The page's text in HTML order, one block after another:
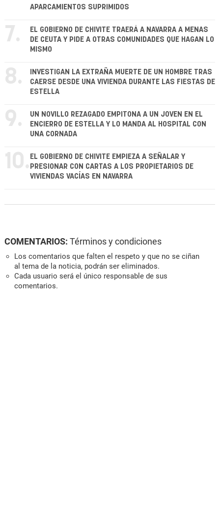
APARCAMIENTOS SUPRIMIDOS
7.
EL GOBIERNO DE CHIVITE TRAERÁ A NAVARRA A MENAS
DE CEUTA Y PIDE A OTRAS COMUNIDADES QUE HAGAN LO
MISMO
8.
INVESTIGAN LA EXTRAÑA MUERTE DE UN HOMBRE TRAS
CAERSE DESDE UNA VIVIENDA DURANTE LAS FIESTAS DE
ESTELLA
9.
UN NOVILLO REZAGADO EMPITONA A UN JOVEN EN EL
ENCIERRO DE ESTELLA Y LO MANDA AL HOSPITAL CON
UNA CORNADA
10. EL GOBIERNO DE CHIVITE EMPIEZA A SEÑALAR Y
PRESIONAR CON CARTAS A LOS PROPIETARIOS DE
VIVIENDAS VACÍAS EN NAVARRA
COMENTARIOS: Términos y condiciones
Los comentarios que falten el respeto y que no se ciñan
al tema de la noticia, podrán ser eliminados.
Cada usuario será el único responsable de sus
comentarios.